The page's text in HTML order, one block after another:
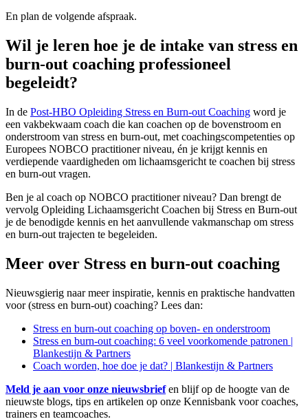
En plan de volgende afspraak.
Wil je leren hoe je de intake van stress en
burn-out coaching professioneel
begeleidt?
In de Post-HBO Opleiding Stress en Burn-out Coaching word je
een vakbekwaam coach die kan coachen op de bovenstroom en
onderstroom van stress en burn-out, met coachingscompetenties op
Europees NOBCO practitioner niveau, én je krijgt kennis en
verdiepende vaardigheden om lichaamsgericht te coachen bij stress
en burn-out vragen.
Ben je al coach op NOBCO practitioner niveau? Dan brengt de
vervolg Opleiding Lichaamsgericht Coachen bij Stress en Burn-out
je de benodigde kennis en het aanvullende vakmanschap om stress
en burn-out trajecten te begeleiden.
Meer over Stress en burn-out coaching
Nieuwsgierig naar meer inspiratie, kennis en praktische handvatten
voor (stress en burn-out) coaching? Lees dan:
Stress en burn-out coaching op boven- en onderstroom
Stress en burn-out coaching: 6 veel voorkomende patronen |
Blankestijn & Partners
Coach worden, hoe doe je dat? | Blankestijn & Partners
Meld je aan voor onze nieuwsbriefen blijf op de hoogte van de
nieuwste blogs, tips en artikelen op onze Kennisbank voor coaches,
trainers en teamcoaches.